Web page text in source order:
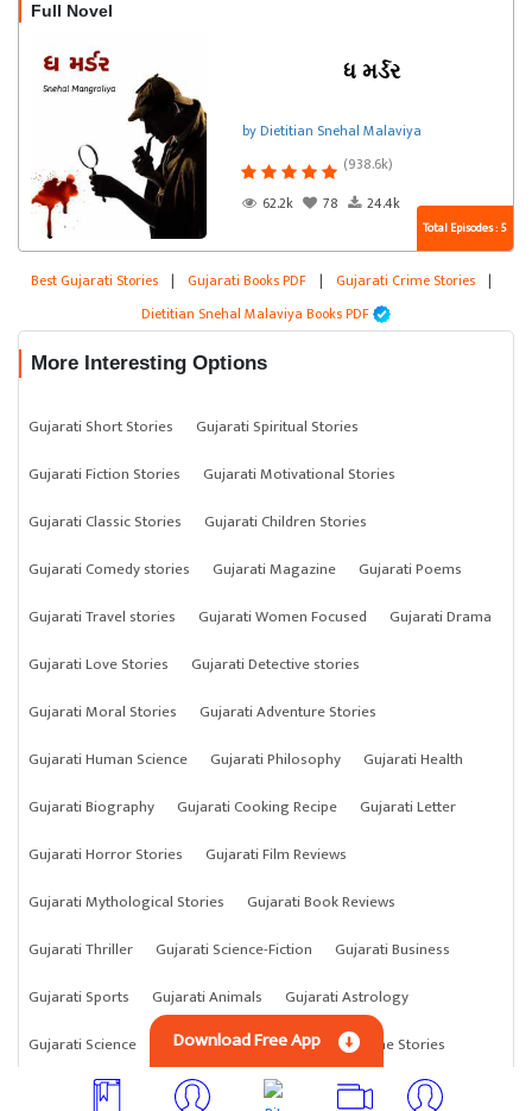
Full Novel
ધ મર્ડર
by Dietitian Snehal Malaviya
(938.6k)
62.2k
78 24.4k
Total Episodes : 5
Best Gujarati Stories | Gujarati Books PDF | Gujarati Crime Stories |
Dietitian Snehal Malaviya Books PDF
More Interesting Options
Gujarati Short Stories
Gujarati Spiritual Stories
Gujarati Fiction Stories
Gujarati Motivational Stories
Gujarati Classic Stories
Gujarati Children Stories
Gujarati Comedy stories
Gujarati Magazine
Gujarati Poems
Gujarati Travel stories
Gujarati Women Focused
Gujarati Drama
Gujarati Love Stories
Gujarati Detective stories
Gujarati Moral Stories
Gujarati Adventure Stories
Gujarati Human Science
Gujarati Philosophy
Gujarati Health
Gujarati Biography
Gujarati Cooking Recipe
Gujarati Letter
Gujarati Horror Stories
Gujarati Film Reviews
Gujarati Mythological Stories
Gujarati Book Reviews
Gujarati Thriller
Gujarati Science-Fiction
Gujarati Business
Gujarati Sports
Gujarati Animals
Gujarati Astrology
Gujarati Science
Gujarati Anything Gujarati Crime Stories
Download Free App